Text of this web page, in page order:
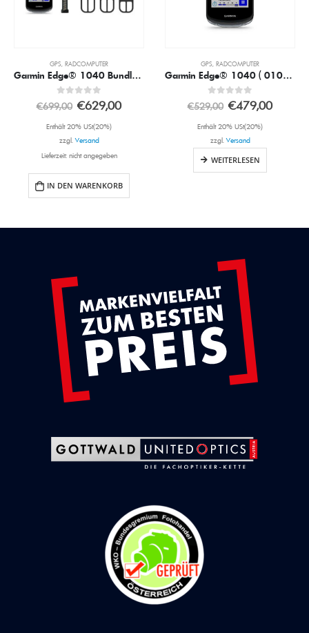
GPS RADCOMPUTER
Garmin Edge® 1040 Bundle ( 010-02503-11) GPS Fahrrad Computer
0 out of 5
€699,00 €629,00
Enthält 20% USt(20%)
zzgl.Versand
Lieferzeit: nicht angegeben
IN DEN WARENKORB
GPS RADCOMPUTER
Garmin Edge® 1040 ( 010-02503-01) GPS Fahrrad Computer
0 out of 5
€529,00 €479,00
Enthält 20% USt(20%)
zzgl.Versand
WEITERLESEN